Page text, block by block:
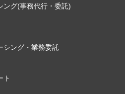
ング(事務代行・委託)
シング・業務委託
ト